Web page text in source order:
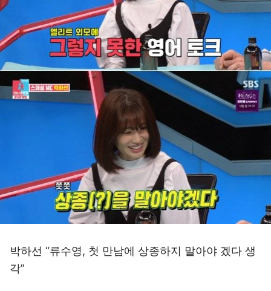
박하선 “류수영, 첫 만남에 상종하지 말아야 겠다 생
각”